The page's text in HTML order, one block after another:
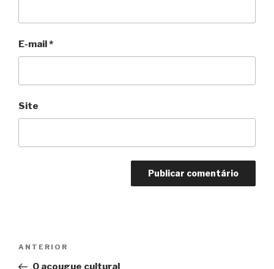
E-mail*
Site
Anterior
ANTERIOR
O açougue cultural